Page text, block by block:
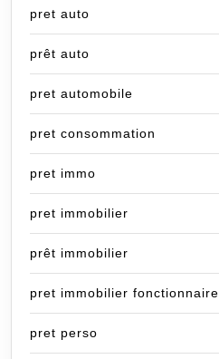
pret auto
prêt auto
pret automobile
pret consommation
pret immo
pret immobilier
prêt immobilier
pret immobilier fonctionnaire
pret perso